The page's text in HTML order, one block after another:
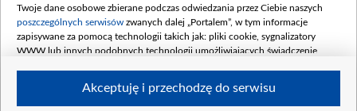
Twoje dane osobowe zbierane podczas odwiedzania przez Ciebie naszych
poszczególnych serwisów zwanych dalej „Portalem”, w tym informacje
zapisywane za pomocą technologii takich jak: pliki cookie, sygnalizatory
WWW lub innych podobnych technologii umożliwiających świadczenie
Akceptuję i przechodzę do serwisu